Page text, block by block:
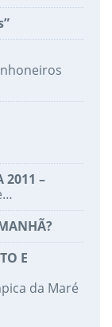
2011 –
E
da Maré